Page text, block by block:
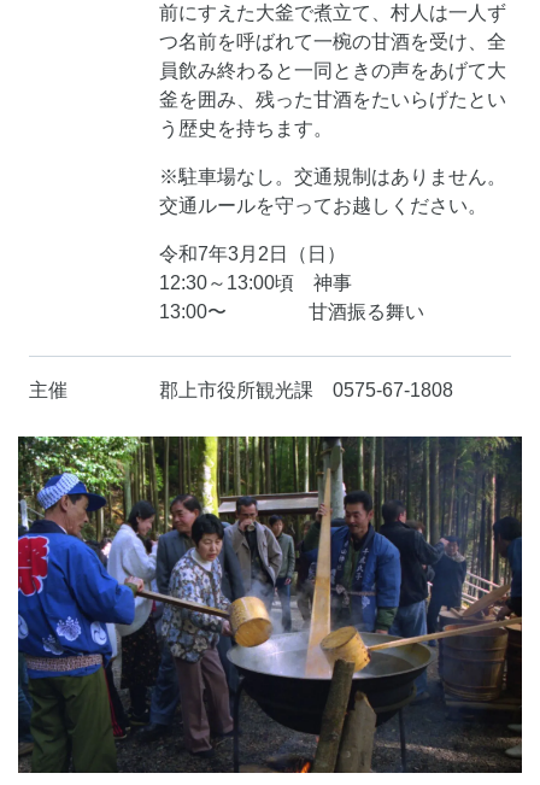
前にすえた大釜で煮立て、村人は一人ず
つ名前を呼ばれて一椀の甘酒を受け、全
員飲み終わると一同ときの声をあげて大
釜を囲み、残った甘酒をたいらげたとい
う歴史を持ちます。
※駐車場なし。交通規制はありません。
交通ルールを守ってお越しください。
令和7年3月2日（日）
12:30～13:00頃 神事
13:00〜 甘酒振る舞い
主催 郡上市役所観光課 0575-67-1808